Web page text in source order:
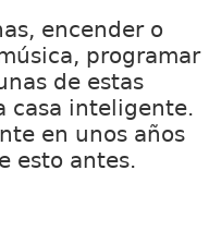
encender o
programar
de estas
casa inteligente.
en unos años
esto antes.